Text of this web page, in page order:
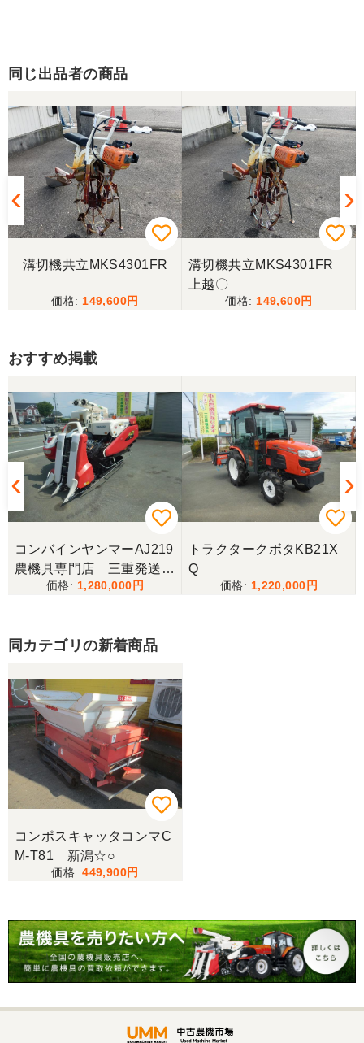
同じ出品者の商品
溝切機共立MKS4301FR
149,600
溝切機共立MKS4301FR
上越〇
149,600
おすすめ掲載
コンバインヤンマーAJ219
農機具専門店 三重発送整
備済み
1,280,000
トラクタークボタKB21X
Q
1,220,000
同カテゴリの新着商品
コンポスキャッタコンマC
M-T81 新潟☆○
449,900